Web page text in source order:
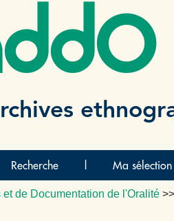
Recherche Ma sélection
de Documentation de l'Oralité >>